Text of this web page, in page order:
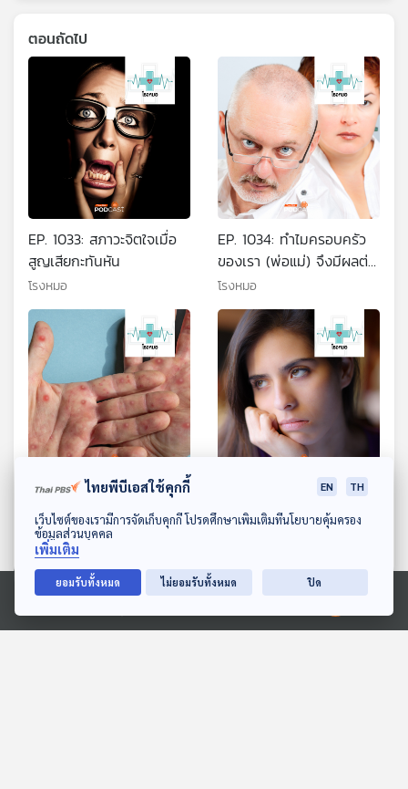
ดาวน์โหลด Thai PBS Podcast Application
Ⓒ 2020 องค์การกระจายเสียงและแพร่ภาพสาธารณะแห่งประเทศไทย
ตอนถัดไป
EP. 1033: สภาวะจิตใจเมื่อ
สูญเสียกะทันหัน
โรงหมอ
EP. 1034: ทำไมครอบครัว
ของเรา (พ่อแม่) จึงมีผลต่อ
ชีวิตคู่ของเรา
โรงหมอ
EP. 1035: ฝีดาษลิง สาย
พันธุ์กับวัคซีนจำเป็นต้องฉีด
หรือไม่
โรงหมอ
EP. 1037: ฮีลใจในวันที่รู้สึก
ไม่มั่นใจในรูปร่างของตัวเอง
ตอนที่เกี่ยวข้อง
ไทยพีบีเอสใช้คุกกี้ EN TH
เว็บไซต์ของเรามีการจัดเก็บคุกกี้ โปรดศึกษาเพิ่มเติมที่นโยบายคุ้มครอง
ข้อมูลส่วนบุคคล
เพิ่มเติม
ยอมรับทั้งหมด ไม่ยอมรับทั้งหมด ปิด